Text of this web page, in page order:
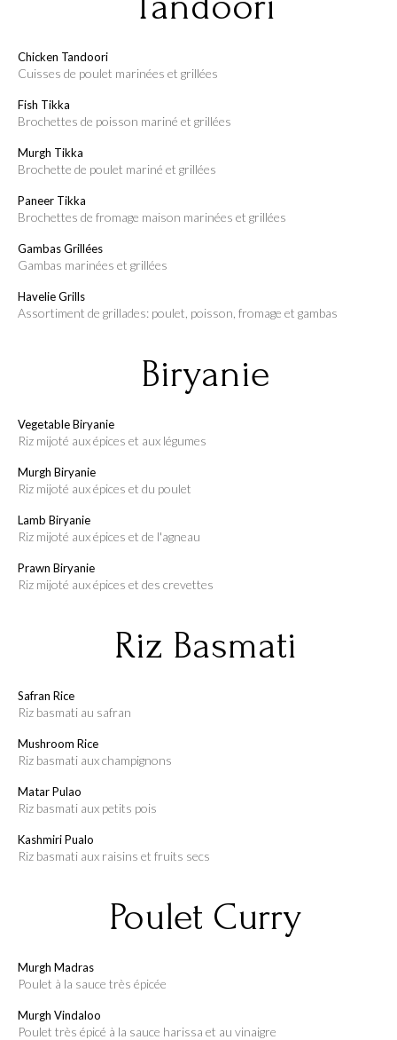
Chicken Tandoori
cuisses de poulet marinées et grillées
Fish Tikka
brochettes de poisson mariné et grillées
Murgh Tikka
brochette de poulet mariné et grillées
Paneer Tikka
brochettes de fromage maison marinées et grillées
Gambas Grillées
gambas marinées et grillées
Havelie Grills
assortiment de grillades: poulet, poisson, fromage et gambas
Biryanie
Vegetable Biryanie
riz mijoté aux épices et aux légumes
Murgh Biryanie
riz mijoté aux épices et du poulet
Lamb Biryanie
riz mijoté aux épices et de l'agneau
Prawn Biryanie
riz mijoté aux épices et des crevettes
Riz Basmati
Safran Rice
riz basmati au safran
Mushroom Rice
riz basmati aux champignons
Matar Pulao
riz basmati aux petits pois
Kashmiri Pualo
riz basmati aux raisins et fruits secs
Poulet Curry
Murgh Madras
poulet à la sauce très épicée
Murgh Vindaloo
poulet très épicé à la sauce harissa et au vinaigre